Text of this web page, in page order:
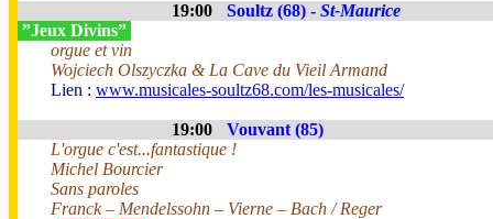
19:00 Soultz (68) - St-Maurice
”Jeux Divins”
orgue et vin
Wojciech Olszyczka & La Cave du Vieil Armand
Lien : www.musicales-soultz68.com/les-musicales/
19:00
Vouvant (85)
L'orgue c'est...fantastique !
Michel Bourcier
Sans paroles
Franck – Mendelssohn – Vierne – Bach / Reger